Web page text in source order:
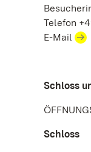
Telefon
E-Mail
Schloss
Schloss